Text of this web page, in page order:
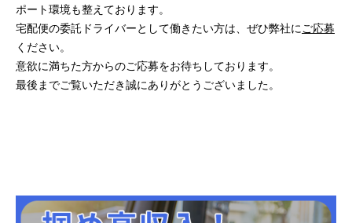
ポート環境も整えております。
宅配便の委託ドライバーとして働きたい方は、ぜひ弊社にご応募
ください。
意欲に満ちた方からのご応募をお待ちしております。
最後までご覧いただき誠にありがとうございました。